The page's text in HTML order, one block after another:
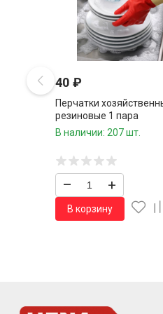
40 ₽
Перчатки
резиновые 1 пара
В наличии: 207 шт.
– +
В корзину